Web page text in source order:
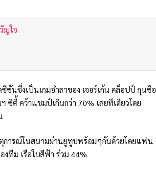
ญใจ
ซั่นซึ่งเป็นเกมอำลาของ เจอร์เก้น คล็อปป์ กุนซือ
ซิตี้ คว้าแชมป์เกินกว่า 70% เลยทีเดียวโดย
การณ์ในสนามผ่านยูทูบพร้อมๆกันด้วยโดยแฟน
ทีม เรือใบสีฟ้า ร่วม 44%